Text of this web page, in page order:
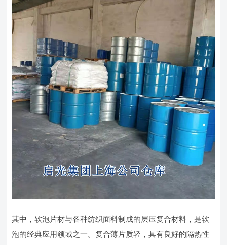
其中，软泡片材与各种纺织面料制成的层压复合材料，是软
泡的经典应用领域之一。复合薄片质轻，具有良好的隔热性